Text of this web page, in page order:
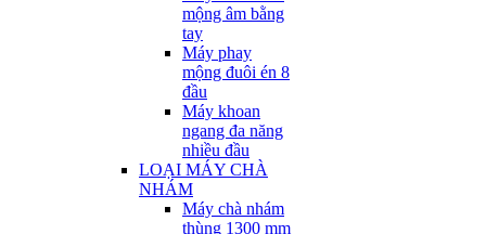
mộng âm bằng
tay
Máy phay
mộng đuôi én 8
đầu
Máy khoan
ngang đa năng
nhiều đầu
LOẠI MÁY CHÀ
NHÁM
Máy chà nhám
thùng 1300 mm